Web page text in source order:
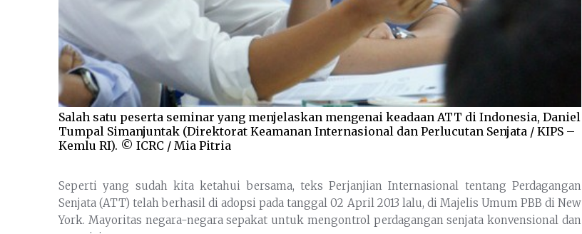
Salah satu peserta seminar yang menjelaskan mengenai keadaan ATT di Indonesia, Daniel
Tumpal Simanjuntak (Direktorat Keamanan Internasional dan Perlucutan Senjata / KIPS –
Kemlu RI). © ICRC / Mia Pitria
Seperti yang sudah kita ketahui bersama, teks Perjanjian Internasional tentang Perdagangan
Senjata (ATT) telah berhasil di adopsi pada tanggal 02 April 2013 lalu, di Majelis Umum PBB di New
York. Mayoritas negara-negara sepakat untuk mengontrol perdagangan senjata konvensional dan